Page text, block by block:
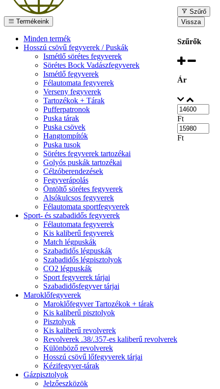
Termékeink
Minden termék
Hosszú csövű fegyverek / Puskák
Ismétlő sörétes fegyverek
Sörétes Bock Vadászfegyverek
Ismétlő fegyverek
Félautomata fegyverek
Verseny fegyverek
Tartozékok + Tárak
Pufferpatronok
Puska tárak
Puska csövek
Hangtompítók
Puska tusok
Sörétes fegyverek tartozékai
Golyós puskák tartozékai
Célzóberendezések
Fegyverápolás
Öntöltő sörétes fegyverek
Alsókulcsos fegyverek
Félautomata sportfegyverek
Sport- és szabadidős fegyverek
Félautomata fegyverek
Kis kaliberű fegyverek
Match légpuskák
Szabadidős légpuskák
Szabadidős légpisztolyok
CO2 légpuskák
Sport fegyverek tárjai
Szabadidősfegyver tárjai
Maroklőfegyverek
Maroklőfegyver Tartozékok + tárak
Kis kaliberű pisztolyok
Pisztolyok
Kis kaliberű revolverek
Revolverek .38/.357-es kaliberű revolverek
Különböző revolverek
Hosszú csövű lőfegyverek tárjai
Kézifegyver-tárak
Gázpisztolyok
Jelzőeszközök
Szűrő
Vissza
Szűrők
Ár
Ft
Ft